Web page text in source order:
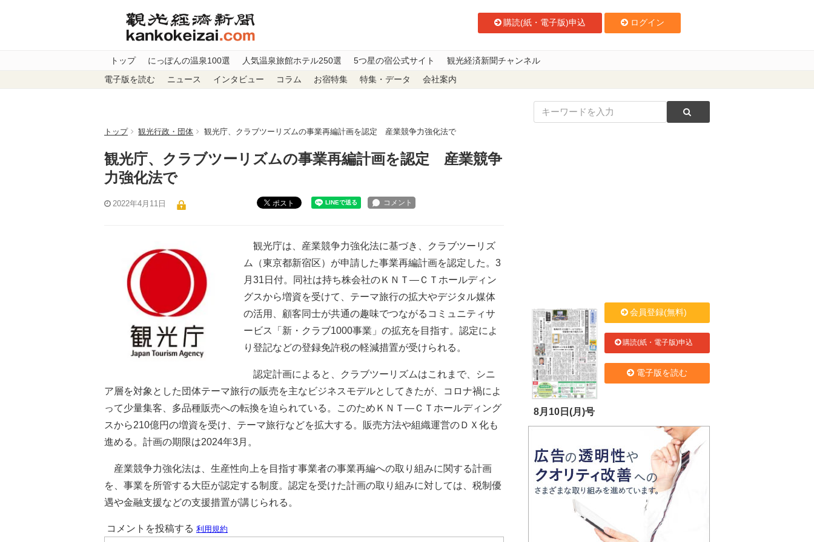
購読(紙・電子版)申込 ログイン
トップ にっぽんの温泉100選 人気温泉旅館ホテル250選 5つ星の宿公式サイト 観光経済新聞チャンネル
電子版を読む ニュース インタビュー コラム お宿特集 特集・データ 会社案内
トップ 観光行政・団体 観光庁、クラブツーリズムの事業再編計画を認定 産業競争力強化法で
観光庁、クラブツーリズムの事業再編計画を認定 産業競争
力強化法で
2022年4月11日 ポスト
観光庁は、産業競争力強化法に基づき、クラブツーリズ
ム（東京都新宿区）が申請した事業再編計画を認定した。3
月31日付。同社は持ち株会社のＫＮＴ―ＣＴホールディン
グスから増資を受けて、テーマ旅行の拡大やデジタル媒体
の活用、顧客同士が共通の趣味でつながるコミュニティサ
ービス「新・クラブ1000事業」の拡充を目指す。認定によ
り登記などの登録免許税の軽減措置が受けられる。
認定計画によると、クラブツーリズムはこれまで、シニ
ア層を対象とした団体テーマ旅行の販売を主なビジネスモデルとしてきたが、コロナ禍によ
って少量集客、多品種販売への転換を迫られている。このためＫＮＴ―ＣＴホールディング
スから210億円の増資を受け、テーマ旅行などを拡大する。販売方法や組織運営のＤＸ化も
進める。計画の期限は2024年3月。
産業競争力強化法は、生産性向上を目指す事業者の事業再編への取り組みに関する計画
を、事業を所管する大臣が認定する制度。認定を受けた計画の取り組みに対しては、税制優
遇や金融支援などの支援措置が講じられる。
8月10日(月)号
会員登録(無料)
購読(紙・電子版)申込
電子版を読む